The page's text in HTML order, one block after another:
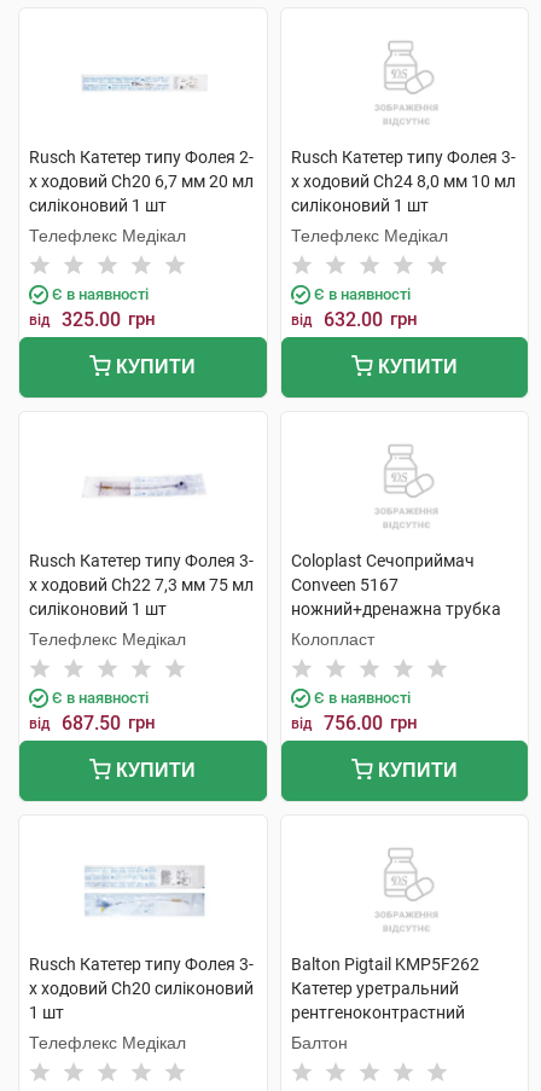
Rusch Катетер типу Фолея 2-
х ходовий Ch20 6,7 мм 20 мл
силіконовий 1 шт
Телефлекс Медікал
Є в наявності
від 325.00 грн
КУПИТИ
Rusch Катетер типу Фолея 3-
х ходовий Ch24 8,0 мм 10 мл
силіконовий 1 шт
Телефлекс Медікал
Є в наявності
від 632.00 грн
КУПИТИ
Rusch Катетер типу Фолея 3-
х ходовий Ch22 7,3 мм 75 мл
силіконовий 1 шт
Телефлекс Медікал
Є в наявності
від 687.50 грн
КУПИТИ
Coloplast Сечоприймач
Conveen 5167
ножний+дренажна трубка
50 см, 750 мл 10 шт
Колопласт
Є в наявності
від 756.00 грн
КУПИТИ
Rusch Катетер типу Фолея 3-
х ходовий Ch20 силіконовий
1 шт
Телефлекс Медікал
Balton Pigtail KMP5F262
Катетер уретральний
рентгеноконтрастний
подвійний 1 шт
Балтон